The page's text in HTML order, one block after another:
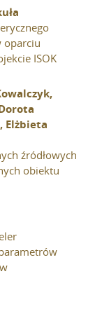
oparciu
ISOK
Elżbieta
źródłowych
obiektu